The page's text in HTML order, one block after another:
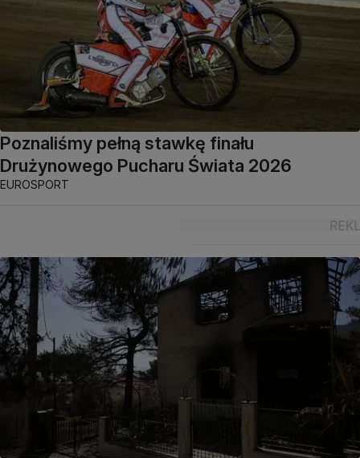
Poznaliśmy pełną stawkę finału
Drużynowego Pucharu Świata 2026
EUROSPORT